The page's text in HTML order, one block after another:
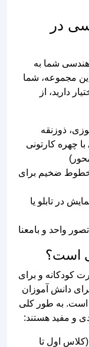
در
شما به
مجموعه، شما
دارید، از
ذوزنقه
کارتونی
ضخیم برای
در تابلو یا
واحد و بامعنا
است؟
کودکانه و برای
دانش آموزان
است. به طور کلی
و مفید هستند:
اول تا